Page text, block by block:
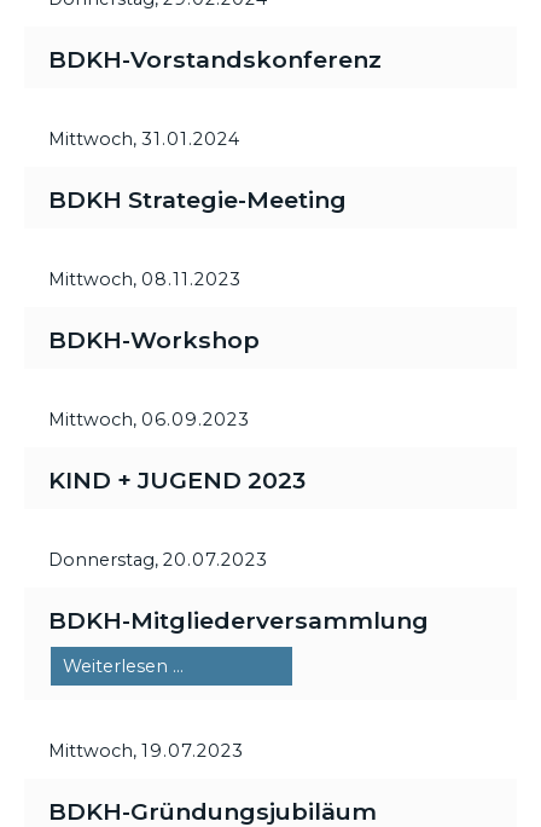
BDKH-Vorstandskonferenz
Mittwoch, 31.01.2024
BDKH Strategie-Meeting
Mittwoch, 08.11.2023
BDKH-Workshop
Mittwoch, 06.09.2023
KIND + JUGEND 2023
Donnerstag, 20.07.2023
BDKH-Mitgliederversammlung
Weiterlesen …
Mittwoch, 19.07.2023
BDKH-Gründungsjubiläum